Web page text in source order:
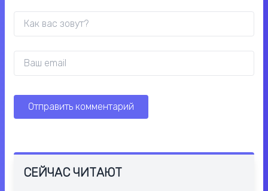
СЕЙЧАС ЧИТАЮТ